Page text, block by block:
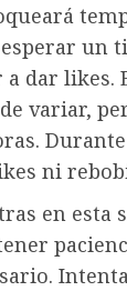
un
dar likes.
variar,
ni
en esta